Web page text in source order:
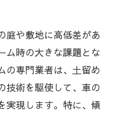
庭や敷地に高低差があ
ム時の大きな課題とな
の専門業者は、土留め
技術を駆使して、車の
実現します。特に、傾